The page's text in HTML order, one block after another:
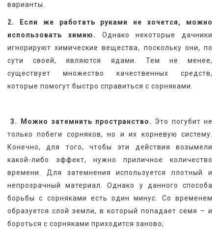
варианты.
2. Если же работать руками не хочется, можно
использовать химию.
Однако некоторые дачники
игнорируют химические вещества, поскольку они, по
сути своей, являются ядами. Тем не менее,
существует множество качественных средств,
которые помогут быстро справиться с сорняками.
3. Можно затемнить пространство. Это погубит не
только побеги сорняков, но и их корневую систему.
Конечно, для того, чтобы эти действия возымели
какой-либо эффект, нужно приличное количество
времени. Для затемнения используется плотный и
непрозрачный материал. Однако у данного способа
борьбы с сорняками есть один минус. Со временем
образуется слой земли, в который попадает семя – и
бороться с сорняками приходится заново;